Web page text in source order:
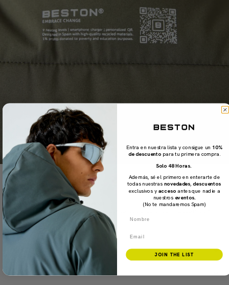
SCAN & SHARE
Al fin un QR que valga la pena escanear
QR personalizado integrado: Lleva toda la información que
necesites de forma digital.
PERFIL PROFESIONAL
PERFIL SOCIAL
Entra en nuestra lista y consigue un 10%
de descuento para tu primera compra.
Solo 48 Horas.
Además, sé el primero en enterarte de
todas nuestras novedades ,descuentos
exclusivos yacceso antes que nadie a
nuestros eventos.
(No te mandaremos Spam)
JOIN THE LIST